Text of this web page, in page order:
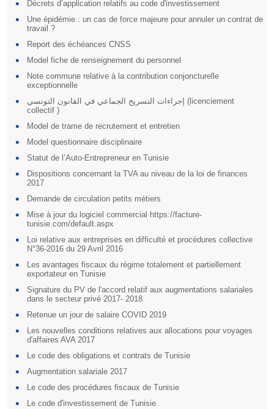
Décrets d’application relatifs au code d'investissement
Une épidémie : un cas de force majeure pour annuler un contrat de
travail ?
Report des échéances CNSS
Model fiche de renseignement du personnel
Note commune relative à la contribution conjoncturelle
exceptionnelle
إجراءات التسريح الجماعي في القانون التونسي (licenciement
collectif )
Model de trame de recrutement et entretien
Model questionnaire disciplinaire
Statut de l’Auto-Entrepreneur en Tunisie
Dispositions concernant la TVA au niveau de la loi de finances
2017
Demande de circulation petits métiers
Mise à jour du logiciel commercial https://facture-
tunisie.com/default.aspx
Loi relative aux entreprises en difficulté et procédures collective
N°36-2016 du 29 Avril 2016
Les avantages fiscaux du régime totalement et partiellement
exportateur en Tunisie
Signature du PV de l'accord relatif aux augmentations salariales
dans le secteur privé 2017- 2018
Retenue un jour de salaire COVID 2019
Les nouvelles conditions relatives aux allocations pour voyages
d'affaires AVA 2017
Le code des obligations et contrats de Tunisie
Augmentation salariale 2017
Le code des procédures fiscaux de Tunisie
Le code d'investissement de Tunisie